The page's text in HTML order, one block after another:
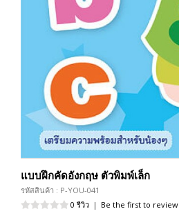
แบบฝึกคัดอังกฤษ ตัวพิมพ์เล็ก
รหัสสินค้า : P-YOU-041
0 รีวิว | Be the first to review